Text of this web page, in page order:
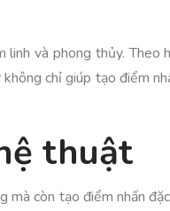
và phong thủy.
chỉ giúp tạo điểm
thuật
còn tạo điểm nhấn